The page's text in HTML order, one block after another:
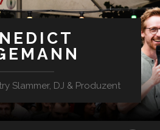
Slammer, DJ & Produzent